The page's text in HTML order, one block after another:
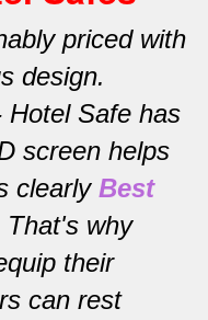
priced with
design.
Hotel Safe has
screen helps
clearly Best
That's why
their
can rest